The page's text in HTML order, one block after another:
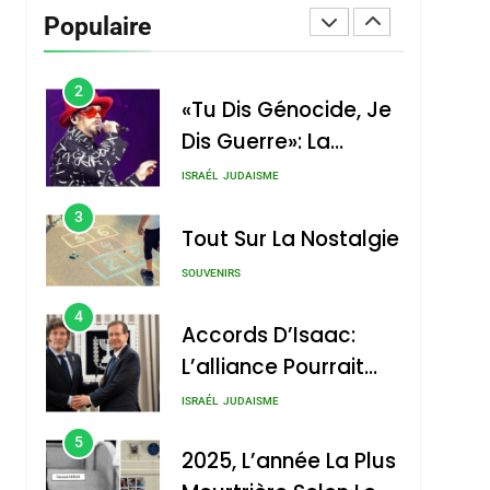
Populaire
Dis Guerre»: La
3
Tout Sur La Nostalgie
SOUVENIRS
4
L’alliance Pourrait
S’étendre À 13 Pays
ISRAÉL JUDAISME
5
2025, L’année La Plus
Meurtrière Selon Le
Rapport D’ADL
L’antisémitisme
FRANCE ISRAÉL
6
FIÈRE, DIGNE ET